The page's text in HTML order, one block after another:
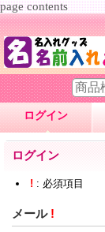
page contents
ログイン
ログイン
! : 必須項目
メール !